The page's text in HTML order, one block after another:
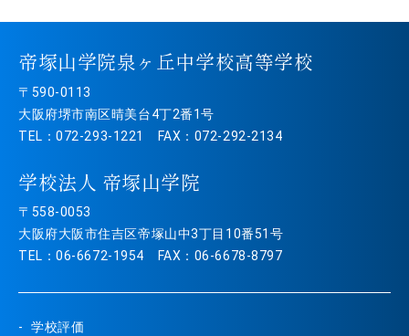
帝塚山学院泉ヶ丘中学校高等学校
〒590-0113
大阪府堺市南区晴美台4丁2番1号
TEL：072-293-1221 FAX：072-292-2134
学校法人 帝塚山学院
〒558-0053
大阪府大阪市住吉区帝塚山中3丁目10番51号
TEL：06-6672-1954 FAX：06-6678-8797
学校評価